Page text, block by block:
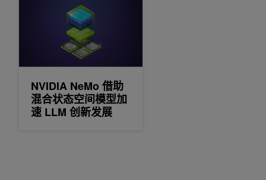
NVIDIA NeMo 借助
混合状态空间模型加
速 LLM 创新发展
NVIDIA NeMo 借助混合状态空间模型加速 LLM 创新发展